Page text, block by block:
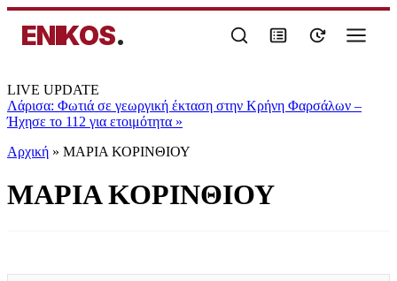
ENIKOS.
LIVE UPDATE
Λάρισα: Φωτιά σε γεωργική έκταση στην Κρήνη Φαρσάλων –
Ήχησε το 112 για ετοιμότητα »
Αρχική » ΜΑΡΙΑ ΚΟΡΙΝΘΙΟΥ
ΜΑΡΙΑ ΚΟΡΙΝΘΙΟΥ